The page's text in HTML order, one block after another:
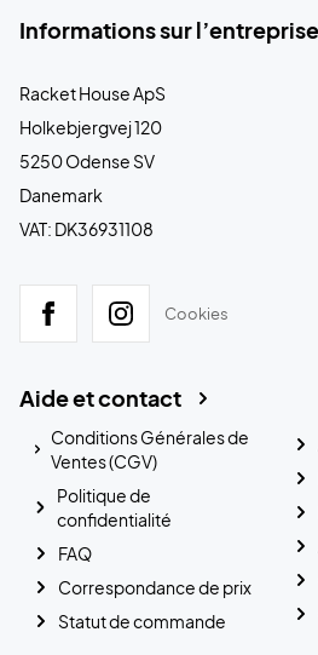
Informations sur l’entreprise
Racket House ApS
Holkebjergvej 120
5250 Odense SV
Danemark
VAT: DK36931108
Cookies
Aide et contact
Conditions Générales de
Ventes (CGV)
Politique de
confidentialité
FAQ
Correspondance de prix
Statut de commande